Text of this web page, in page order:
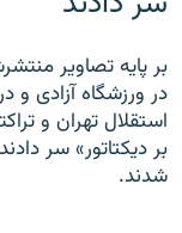
بر پایه تصاویر
در ورزشگاه آزادی و
استقلال تهران و
بر دیکتاتور» سر
شدند.